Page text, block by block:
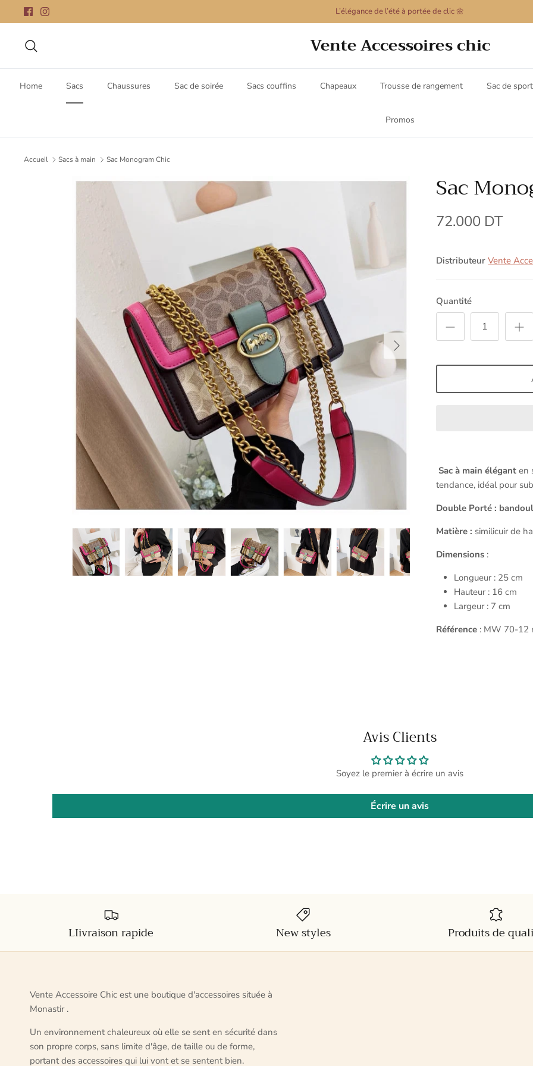
Passer
au
L’élégance de l’été à portée de clic 🌼
Vente Accessoires chic
Home Sacs Chaussures Sac de soirée Sacs couffins Chapeaux Trousse de rangement Sac de sport
Promos
Accueil Sacs à main Sac Monogram Chic
Sac
72.000 DT
Distributeur Vente
Quantité
Sac à main élégant en
tendance, idéal pour
Double Porté :
Matière : similicuir de
Dimensions :
Longueur : 25 cm
Hauteur : 16 cm
Largeur : 7 cm
Référence : MW 70-12
Avis Clients
Soyez le premier à écrire un avis
Écrire un avis
LIivraison rapide New styles Produits de
Vente Accessoire Chic est une boutique d'accessoires située à
Monastir .
Un environnement chaleureux où elle se sent en sécurité dans
son propre corps, sans limite d'âge, de taille ou de forme,
portant des accessoires qui lui vont et se sentent bien.